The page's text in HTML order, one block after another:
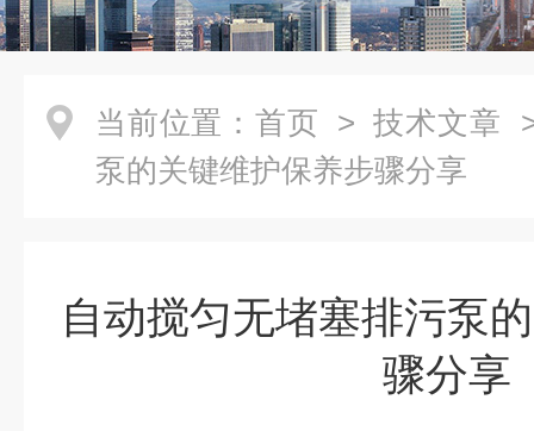
当前位置： 首页 > 技术文章
泵的关键维护保养步骤分享
自动搅匀无堵塞排污泵
骤分享